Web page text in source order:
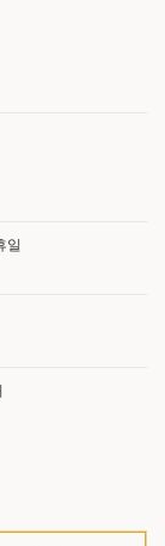
일
모듬 모듬 7
菜すし鮮 き